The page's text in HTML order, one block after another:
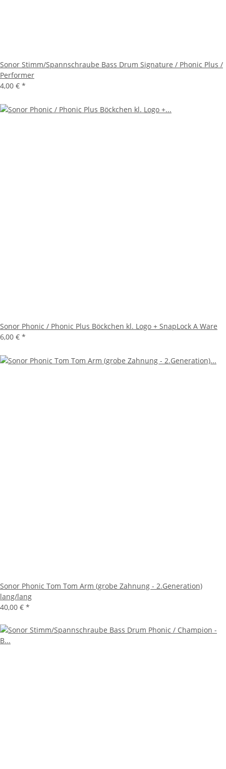
Sonor Stimm/Spannschraube Bass Drum Signature / Phonic Plus /
Performer
4,00 € *
Sonor Phonic / Phonic Plus Böckchen kl. Logo + SnapLock A Ware
6,00 € *
Sonor Phonic Tom Tom Arm (grobe Zahnung - 2.Generation)
lang/lang
40,00 € *